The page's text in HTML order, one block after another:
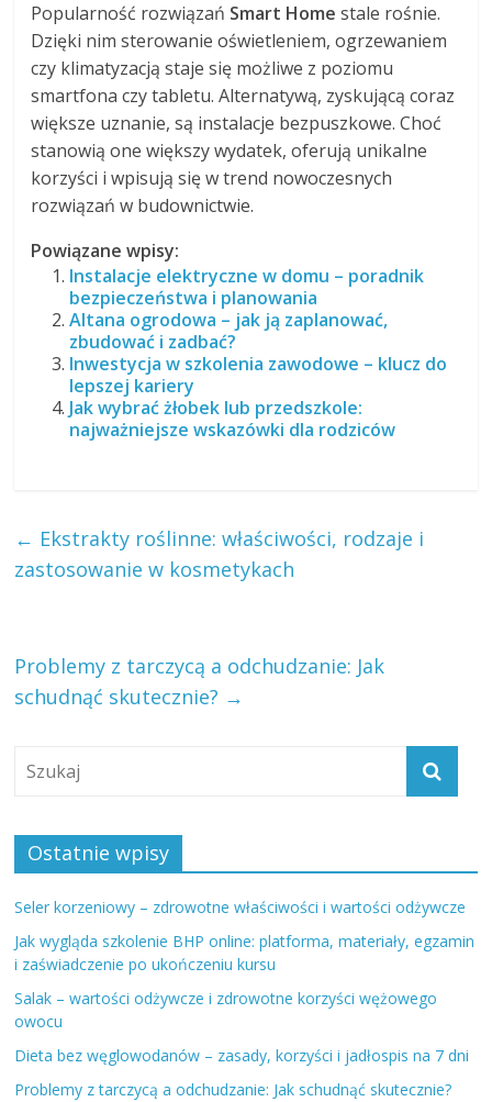
Popularność rozwiązań Smart Home stale rośnie.
Dzięki nim sterowanie oświetleniem, ogrzewaniem
czy klimatyzacją staje się możliwe z poziomu
smartfona czy tabletu. Alternatywą, zyskującą coraz
większe uznanie, są instalacje bezpuszkowe. Choć
stanowią one większy wydatek, oferują unikalne
korzyści i wpisują się w trend nowoczesnych
rozwiązań w budownictwie.
Powiązane wpisy:
Instalacje elektryczne w domu – poradnik
bezpieczeństwa i planowania
Altana ogrodowa – jak ją zaplanować,
zbudować i zadbać?
Inwestycja w szkolenia zawodowe – klucz do
lepszej kariery
Jak wybrać żłobek lub przedszkole:
najważniejsze wskazówki dla rodziców
← Ekstrakty roślinne: właściwości, rodzaje i
zastosowanie w kosmetykach
Problemy z tarczycą a odchudzanie: Jak
schudnąć skutecznie? →
Ostatnie wpisy
Seler korzeniowy – zdrowotne właściwości i wartości odżywcze
Jak wygląda szkolenie BHP online: platforma, materiały, egzamin
i zaświadczenie po ukończeniu kursu
Salak – wartości odżywcze i zdrowotne korzyści wężowego
owocu
Dieta bez węglowodanów – zasady, korzyści i jadłospis na 7 dni
Problemy z tarczycą a odchudzanie: Jak schudnąć skutecznie?